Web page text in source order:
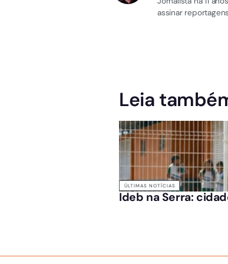
assinar
Leia
ÚLTIMAS NOTÍCIAS
Ideb na Serra: